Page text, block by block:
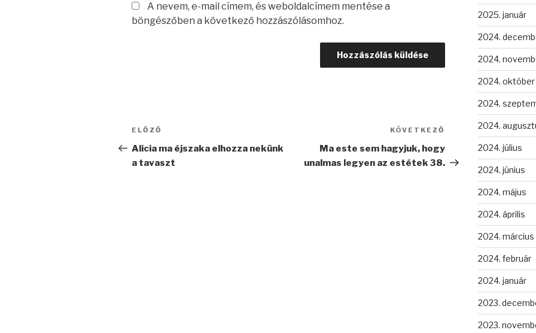
A nevem, e-mail címem, és weboldalcímem mentése a
böngészőben a következő hozzászólásomhoz.
Bejegyzés
navigáció
Korábbi
bejegyzés
ELŐZŐ
Alicia ma éjszaka elhozza nekünk
a tavaszt
Következő
bejegyzés
KÖVETKEZŐ
Ma este sem hagyjuk, hogy
unalmas legyen az estétek 38.
2025. január
2024.
2024.
2024. október
2024.
2024.
2024. július
2024. június
2024. május
2024. április
2024. március
2024. február
2024. január
2023.
2023.